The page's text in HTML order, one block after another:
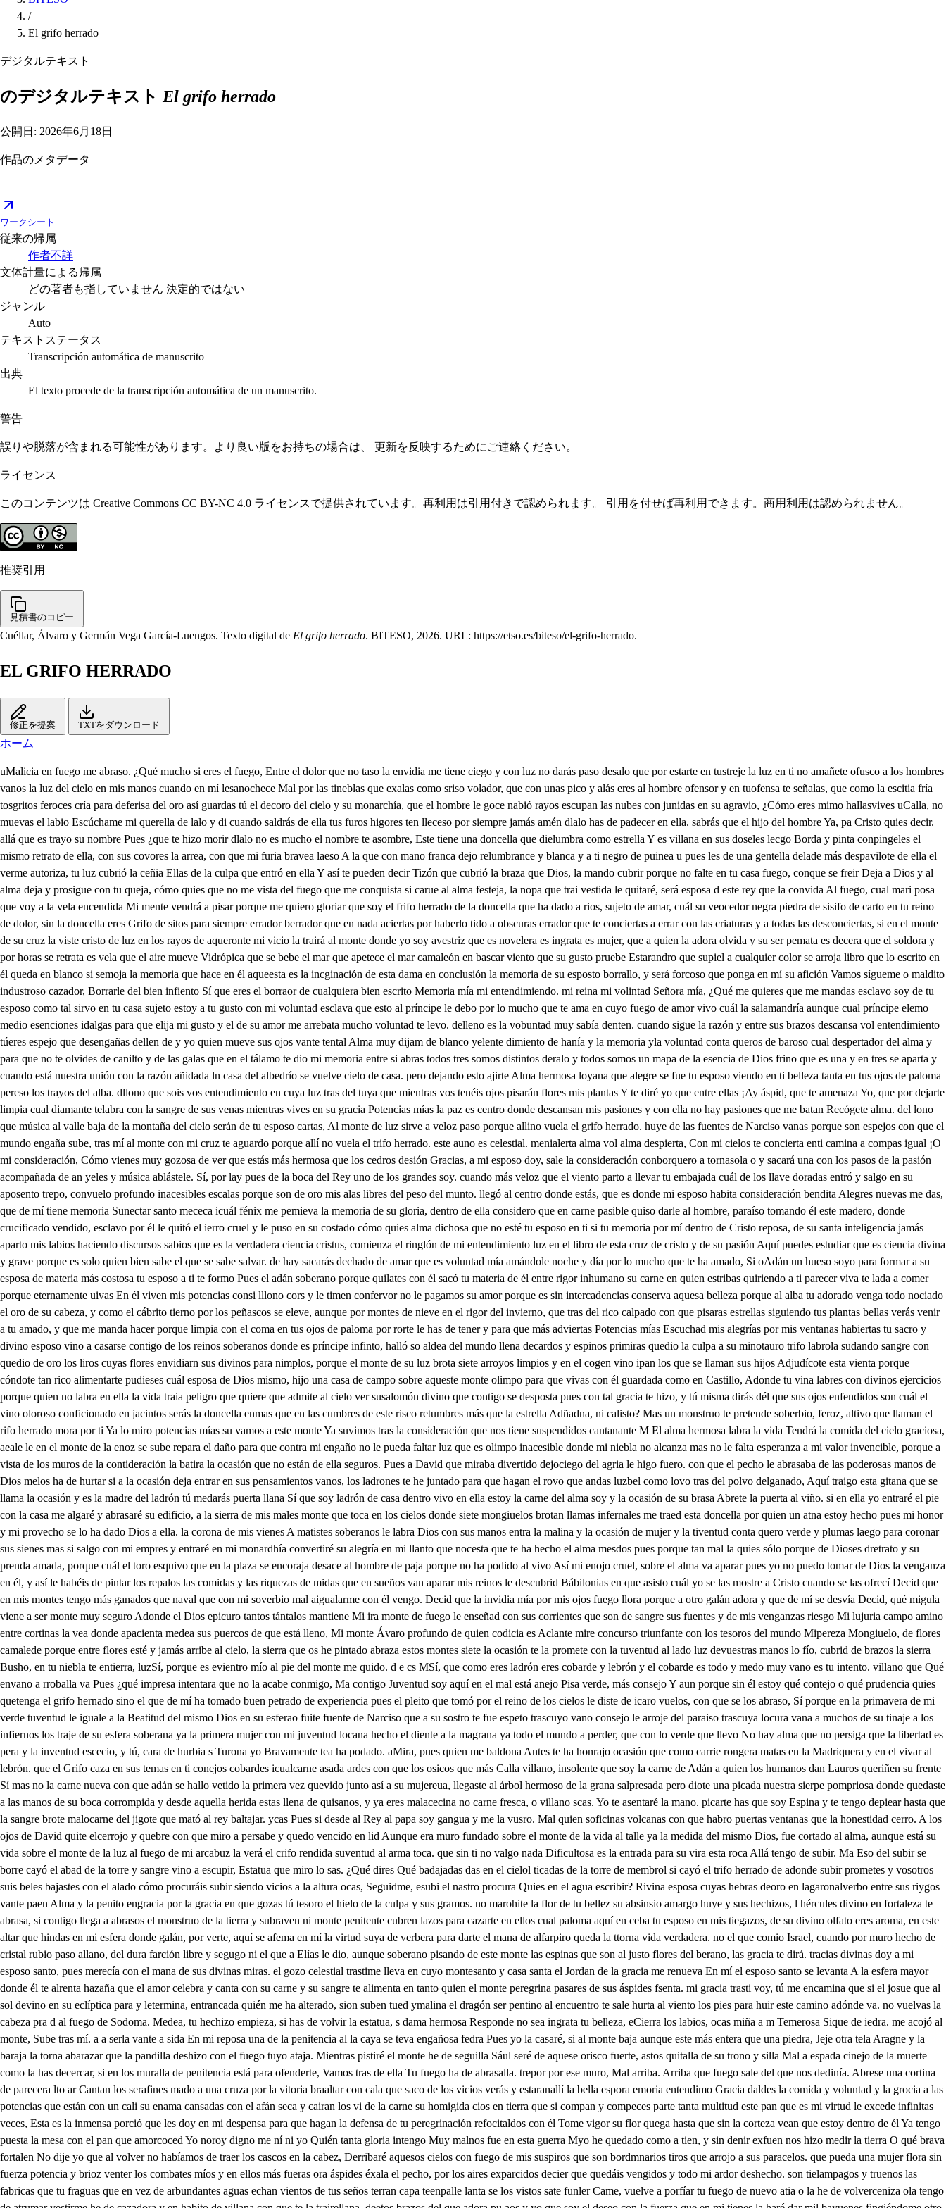
/
El grifo herrado
デジタルテキスト
のデジタルテキスト El grifo herrado
公開日: 2026年6月18日
作品のメタデータ
ワークシート
従来の帰属
作者不詳
文体計量による帰属
どの著者も指していません 決定的ではない
ジャンル
Auto
テキストステータス
Transcripción automática de manuscrito
出典
El texto procede de la transcripción automática de un manuscrito.
警告
誤りや脱落が含まれる可能性があります。より良い版をお持ちの場合は、 更新を反映するためにご連絡ください。
ライセンス
このコンテンツは Creative Commons CC BY-NC 4.0 ライセンスで提供されています。再利用は引用付きで認められます。 引用を付せば再利用できます。商用利用は認められません。
推奨引用
見積書のコピー
Cuéllar, Álvaro y Germán Vega García-Luengos. Texto digital de El grifo herrado. BITESO, 2026. URL: https://etso.es/biteso/el-grifo-herrado.
EL GRIFO HERRADO
修正を提案 TXTをダウンロード
ホーム
uMalicia en fuego me abraso. ¿Qué mucho si eres el fuego, Entre el dolor que no taso la envidia me tiene ciego y con luz no darás paso desalo que por estarte en tustreje la luz en ti no amañete ofusco a los hombres vanos la luz del cielo en mis manos cuando en mí lesanochece Mal por las tineblas que exalas como sriso volador, que con unas pico y alás eres al hombre ofensor y en tuofensa te señalas, que como la escitia fría tosgritos feroces cría para deferisa del oro así guardas tú el decoro del cielo y su monarchía, que el hombre le goce nabió rayos escupan las nubes con junidas en su agravio, ¿Cómo eres mimo hallasvives uCalla, no muevas el labio Escúchame mi querella de lalo y di cuando saldrás de ella tus furos higores ten lleceso por siempre jamás amén dlalo has de padecer en ella. sabrás que el hijo del hombre Ya, pa Cristo quies decir. allá que es trayo su nombre Pues ¿que te hizo morir dlalo no es mucho el nombre te asombre, Este tiene una doncella que dielumbra como estrella Y es villana en sus doseles lecgo Borda y pinta conpingeles el mismo retrato de ella, con sus covores la arrea, con que mi furia bravea laeso A la que con mano franca dejo relumbrance y blanca y a ti negro de puinea u pues les de una gentella delade más despavilote de ella el verme autoriza, tu luz cubrió la ceñia Ellas de la culpa que entró en ella Y así te pueden decir Tizón que cubrió la braza que Dios, la mando cubrir porque no falte en tu casa fuego, conque se freir Deja a Dios y al alma deja y prosigue con tu queja, cómo quies que no me vista del fuego que me conquista si carue al alma festeja, la nopa que trai vestida le quitaré, será esposa d este rey que la convida Al fuego, cual mari posa que voy a la vela encendida Mi mente vendrá a pisar porque me quiero gloriar que soy el frifo herrado de la doncella que ha dado a rios, sujeto de amar, cuál su veocedor negra piedra de sisifo de carto en tu reino de dolor, sin la doncella eres Grifo de sitos para siempre errador berrador que en nada aciertas por haberlo tido a obscuras errador que te conciertas a errar con las criaturas y a todas las desconciertas, si en el monte de su cruz la viste cristo de luz en los rayos de aqueronte mi vicio la trairá al monte donde yo soy avestriz que es novelera es ingrata es mujer, que a quien la adora olvida y su ser pemata es decera que el soldora y por horas se retrata es vela que el aire mueve Vidrópica que se bebe el mar que apetece el mar camaleón en bascar viento que su gusto pruebe Estarandro que supiel a cualquier color se arroja libro que lo escrito en él queda en blanco si semoja la memoria que hace en él aqueesta es la incginación de esta dama en conclusión la memoria de su esposto borrallo, y será forcoso que ponga en mí su afición Vamos sígueme o maldito industroso cazador, Borrarle del bien infiento Sí que eres el borraor de cualquiera bien escrito Memoria mía mi entendimiendo. mi reina mi volintad Señora mía, ¿Qué me quieres que me mandas esclavo soy de tu esposo como tal sirvo en tu casa sujeto estoy a tu gusto con mi voluntad esclava que esto al príncipe le debo por lo mucho que te ama en cuyo fuego de amor vivo cuál la salamandría aunque cual príncipe elemo medio esenciones idalgas para que elija mi gusto y el de su amor me arrebata mucho voluntad te levo. delleno es la vobuntad muy sabía denten. cuando sigue la razón y entre sus brazos descansa vol entendimiento túeres espejo que desengañas dellen de y yo quien mueve sus ojos vante tental Alma muy dijam de blanco yelente dimiento de hanía y la memoria yla voluntad conta queros de baroso cual despertador del alma y para que no te olvides de canilto y de las galas que en el tálamo te dio mi memoria entre si abras todos tres somos distintos deralo y todos somos un mapa de la esencia de Dios frino que es una y en tres se aparta y cuando está nuestra unión con la razón añidada ln casa del albedrío se vuelve cielo de casa. pero dejando esto ajirte Alma hermosa loyana que alegre se fue tu esposo viendo en ti belleza tanta en tus ojos de paloma pereso los trayos del alba. dllono que sois vos entendimiento en cuya luz tras del tuya que mientras vos tenéis ojos pisarán flores mis plantas Y te diré yo que entre ellas ¡Ay áspid, que te amenaza Yo, que por dejarte limpia cual diamante telabra con la sangre de sus venas mientras vives en su gracia Potencias mías la paz es centro donde descansan mis pasiones y con ella no hay pasiones que me batan Recógete alma. del lono que música al valle baja de la montaña del cielo serán de tu esposo cartas, Al monte de luz sirve a veloz paso porque allino vuela el grifo herrado. huye de las fuentes de Narciso vanas porque son espejos con que el mundo engaña sube, tras mí al monte con mi cruz te aguardo porque allí no vuela el trifo herrado. este auno es celestial. menialerta alma vol alma despierta, Con mi cielos te concierta enti camina a compas igual ¡O mi consideración, Cómo vienes muy gozosa de ver que estás más hermosa que los cedros desión Gracias, a mi esposo doy, sale la consideración conborquero a tornasola o y sacará una con los pasos de la pasión acompañada de an yeles y música ablástele. Sí, por lay pues de la boca del Rey uno de los grandes soy. cuando más veloz que el viento parto a llevar tu embajada cuál de los llave doradas entró y salgo en su aposento trepo, convuelo profundo inacesibles escalas porque son de oro mis alas libres del peso del munto. llegó al centro donde estás, que es donde mi esposo habita consideración bendita Alegres nuevas me das, que de mí tiene memoria Sunectar santo mececa icuál fénix me pemieva la memoria de su gloria, dentro de ella considero que en carne pasible quiso darle al hombre, paraíso tomando él este madero, donde crucificado vendido, esclavo por él le quitó el ierro cruel y le puso en su costado cómo quies alma dichosa que no esté tu esposo en ti si tu memoria por mí dentro de Cristo reposa, de su santa inteligencia jamás aparto mis labios haciendo discursos sabios que es la verdadera ciencia cristus, comienza el ringlón de mi entendimiento luz en el libro de esta cruz de cristo y de su pasión Aquí puedes estudiar que es ciencia divina y grave porque es solo quien bien sabe el que se sabe salvar. de hay sacarás dechado de amar que es voluntad mía amándole noche y día por lo mucho que te ha amado, Si oAdán un hueso soyo para formar a su esposa de materia más costosa tu esposo a ti te formo Pues el adán soberano porque quilates con él sacó tu materia de él entre rigor inhumano su carne en quien estribas quiriendo a ti parecer viva te lada a comer porque eternamente uivas En él viven mis potencias consi lllono cors y le timen confervor no le pagamos su amor porque es sin intercadencias conserva aquesa belleza porque al alba tu adorado venga todo nociado el oro de su cabeza, y como el cábrito tierno por los peñascos se eleve, aunque por montes de nieve en el rigor del invierno, que tras del rico calpado con que pisaras estrellas siguiendo tus plantas bellas verás venir a tu amado, y que me manda hacer porque limpia con el coma en tus ojos de paloma por rorte le has de tener y para que más adviertas Potencias mías Escuchad mis alegrías por mis ventanas habiertas tu sacro y divino esposo vino a casarse contigo de los reinos soberanos donde es príncipe infinto, halló so aldea del mundo llena decardos y espinos primiras quedio la culpa a su minotauro trifo labrola sudando sangre con quedio de oro los liros cuyas flores envidiarn sus divinos para nimplos, porque el monte de su luz brota siete arroyos limpios y en el cogen vino ipan los que se llaman sus hijos Adjudícote esta vienta porque cóndote tan rico alimentarte pudieses cuál esposa de Dios mismo, hijo una casa de campo sobre aqueste monte olimpo para que vivas con él guardada como en Castillo, Adonde tu vina labres con divinos ejercicios porque quien no labra en ella la vida traia peligro que quiere que admite al cielo ver susalomón divino que contigo se desposta pues con tal gracia te hizo, y tú misma dirás dél que sus ojos enfendidos son cuál el vino oloroso conficionado en jacintos serás la doncella enmas que en las cumbres de este risco retumbres más que la estrella Adñadna, ni calisto? Mas un monstruo te pretende soberbio, feroz, altivo que llaman el rifo herrado mora por ti Ya lo miro potencias mías su vamos a este monte Ya suvimos tras la consideración que nos tiene suspendidos cantanante M El alma hermosa labra la vida Tendrá la comida del cielo graciosa, aeale le en el monte de la enoz se sube repara el daño para que contra mi engaño no le pueda faltar luz que es olimpo inacesible donde mi niebla no alcanza mas no le falta esperanza a mi valor invencible, porque a vista de los muros de la contideración la batira la ocasión que no están de ella seguros. Pues a David que miraba divertido dejociego del agria le higo fuero. con que el pecho le abrasaba de las poderosas manos de Dios melos ha de hurtar si a la ocasión deja entrar en sus pensamientos vanos, los ladrones te he juntado para que hagan el rovo que andas luzbel como lovo tras del polvo delganado, Aquí traigo esta gitana que se llama la ocasión y es la madre del ladrón tú medarás puerta llana Sí que soy ladrón de casa dentro vivo en ella estoy la carne del alma soy y la ocasión de su brasa Abrete la puerta al viño. si en ella yo entraré el pie con la casa me algaré y abrasaré su edificio, a la sierra de mis males monte que toca en los cielos donde siete mongiuelos brotan llamas infernales me traed esta doncella por quien un atna estoy hecho pues mi honor y mi provecho se lo ha dado Dios a ella. la corona de mis vienes A matistes soberanos le labra Dios con sus manos entra la malina y la ocasión de mujer y la tiventud conta quero verde y plumas laego para coronar sus sienes mas si salgo con mi empres y entraré en mi monardhía convertiré su alegría en mi llanto que nocesta que te ha hecho el alma mesdos pues porque tan mal la quies sólo porque de Dioses dretrato y su prenda amada, porque